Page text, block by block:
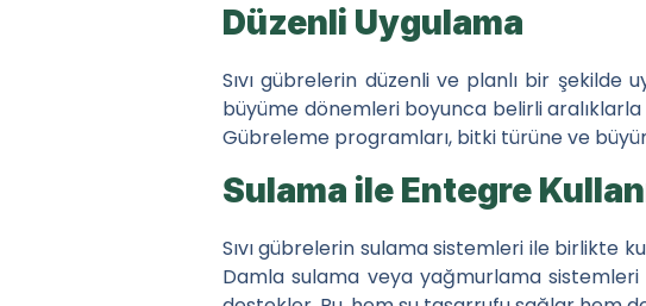
Düzenli Uygulama
Sıvı gübrelerin düzenli ve planlı bir şekilde
büyüme dönemleri boyunca belirli
Gübreleme programları, bitki türüne ve
Sulama ile Entegre
Sıvı gübrelerin sulama sistemleri ile birlikte
Damla sulama veya yağmurlama sistemleri